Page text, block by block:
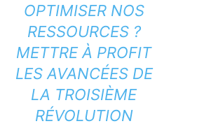
OPTIMISER NOS
RESSOURCES ?
METTRE À PROFIT
LES AVANCÉES DE
LA TROISIÈME
RÉVOLUTION